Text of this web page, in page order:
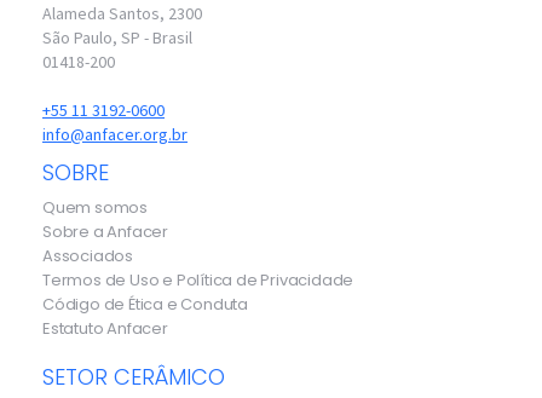
Alameda Santos, 2300
São Paulo, SP - Brasil
01418-200
+55 11 3192-0600
info@anfacer.org.br
SOBRE
Quem somos
Sobre a Anfacer
Associados
Termos de Uso e Política de Privacidade
Código de Ética e Conduta
Estatuto Anfacer
SETOR CERÂMICO